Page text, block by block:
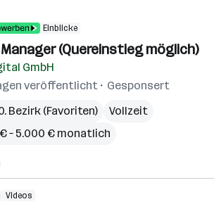
Einblicke
(Quereinstieg möglich)
GmbH
veröffentlicht
Gesponsert
Bezirk (Favoriten)
Vollzeit
– 5.000 € monatlich
Videos